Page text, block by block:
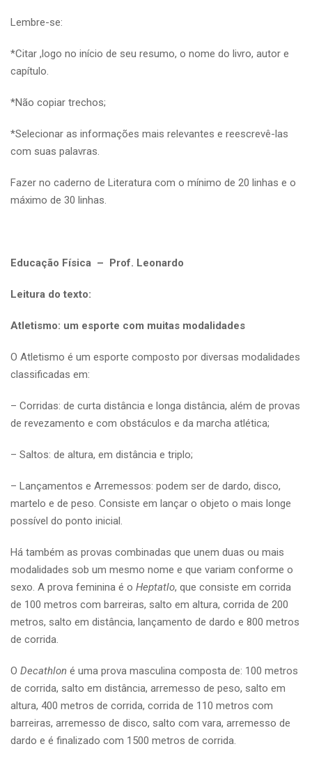
Lembre-se:
*Citar ,logo no início de seu resumo, o nome do livro, autor e
capítulo.
*Não copiar trechos;
*Selecionar as informações mais relevantes e reescrevê-las
com suas palavras.
Fazer no caderno de Literatura com o mínimo de 20 linhas e o
máximo de 30 linhas.
Educação Física – Prof. Leonardo
Leitura do texto:
Atletismo: um esporte com muitas modalidades
O Atletismo é um esporte composto por diversas modalidades
classificadas em:
– Corridas: de curta distância e longa distância, além de provas
de revezamento e com obstáculos e da marcha atlética;
– Saltos: de altura, em distância e triplo;
– Lançamentos e Arremessos: podem ser de dardo, disco,
martelo e de peso. Consiste em lançar o objeto o mais longe
possível do ponto inicial.
Há também as provas combinadas que unem duas ou mais
modalidades sob um mesmo nome e que variam conforme o
sexo. A prova feminina é o Heptatlo, que consiste em corrida
de 100 metros com barreiras, salto em altura, corrida de 200
metros, salto em distância, lançamento de dardo e 800 metros
de corrida.
O Decathlon é uma prova masculina composta de: 100 metros
de corrida, salto em distância, arremesso de peso, salto em
altura, 400 metros de corrida, corrida de 110 metros com
barreiras, arremesso de disco, salto com vara, arremesso de
dardo e é finalizado com 1500 metros de corrida.